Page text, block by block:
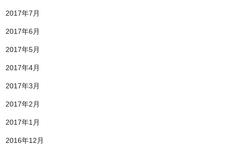
2017年7月
2017年6月
2017年5月
2017年4月
2017年3月
2017年2月
2017年1月
2016年12月